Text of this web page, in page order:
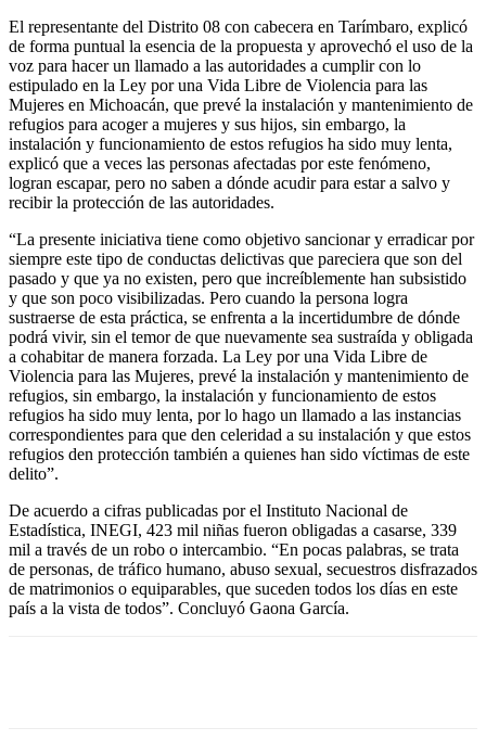
El representante del Distrito 08 con cabecera en Tarímbaro, explicó
de forma puntual la esencia de la propuesta y aprovechó el uso de la
voz para hacer un llamado a las autoridades a cumplir con lo
estipulado en la Ley por una Vida Libre de Violencia para las
Mujeres en Michoacán, que prevé la instalación y mantenimiento de
refugios para acoger a mujeres y sus hijos, sin embargo, la
instalación y funcionamiento de estos refugios ha sido muy lenta,
explicó que a veces las personas afectadas por este fenómeno,
logran escapar, pero no saben a dónde acudir para estar a salvo y
recibir la protección de las autoridades.
“La presente iniciativa tiene como objetivo sancionar y erradicar por
siempre este tipo de conductas delictivas que pareciera que son del
pasado y que ya no existen, pero que increíblemente han subsistido
y que son poco visibilizadas. Pero cuando la persona logra
sustraerse de esta práctica, se enfrenta a la incertidumbre de dónde
podrá vivir, sin el temor de que nuevamente sea sustraída y obligada
a cohabitar de manera forzada. La Ley por una Vida Libre de
Violencia para las Mujeres, prevé la instalación y mantenimiento de
refugios, sin embargo, la instalación y funcionamiento de estos
refugios ha sido muy lenta, por lo hago un llamado a las instancias
correspondientes para que den celeridad a su instalación y que estos
refugios den protección también a quienes han sido víctimas de este
delito”.
De acuerdo a cifras publicadas por el Instituto Nacional de
Estadística, INEGI, 423 mil niñas fueron obligadas a casarse, 339
mil a través de un robo o intercambio. “En pocas palabras, se trata
de personas, de tráfico humano, abuso sexual, secuestros disfrazados
de matrimonios o equiparables, que suceden todos los días en este
país a la vista de todos”. Concluyó Gaona García.